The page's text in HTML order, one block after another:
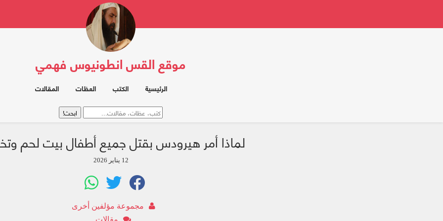
موقع القس انطونيوس فهمي
الرئيسية الكتب العظات المقالات
لماذا أمر هيرودس بقتل جميع أطفال بيت لحم
12 يناير 2026
مجموعة مؤلفين أخرى
مقالات